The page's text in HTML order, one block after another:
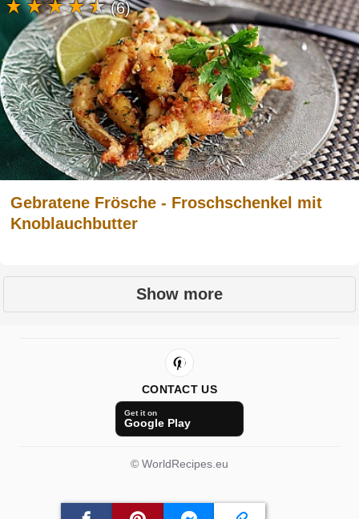
Gebratene Frösche - Froschschenkel mit
Knoblauchbutter
(6)
Show more
CONTACT US
Get it on
Google Play
© WorldRecipes.eu